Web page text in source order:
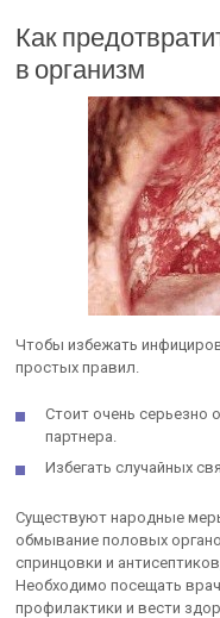
Как
в организм
Чтобы избежать
простых правил.
Стоит очень серьезно
партнера.
Избегать случайных
Существуют народные
обмывание половых
спринцовки и
Необходимо посещать
профилактики и вести